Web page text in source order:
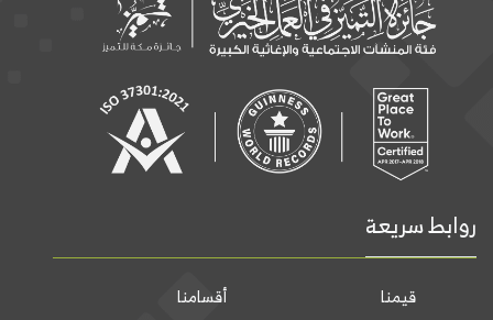
روابط سريعة
قيمنا
أقسامنا